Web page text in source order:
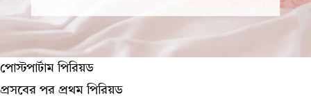
পোস্টপার্টাম পিরিয়ড
প্রসবের পর প্রথম পিরিয়ড